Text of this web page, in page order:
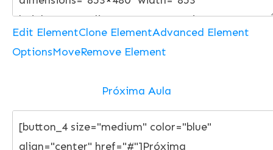
Edit ElementClone ElementAdvanced Element
OptionsMoveRemove Element
Próxima Aula